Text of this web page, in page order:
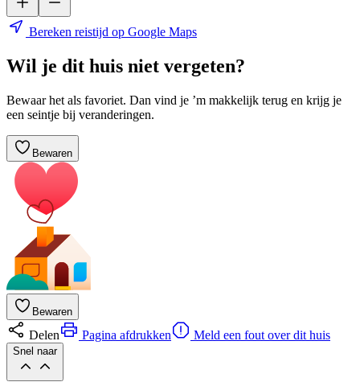
Bereken reistijd op Google Maps
Wil je dit huis niet vergeten?
Bewaar het als favoriet. Dan vind je ’m makkelijk terug en krijg je
een seintje bij veranderingen.
Bewaren
Bewaren
Delen Pagina afdrukken Meld een fout over dit huis
Snel naar